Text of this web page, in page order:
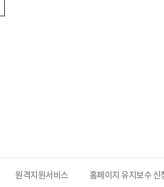
원격지원서비스 홈페이지 유지보수 신